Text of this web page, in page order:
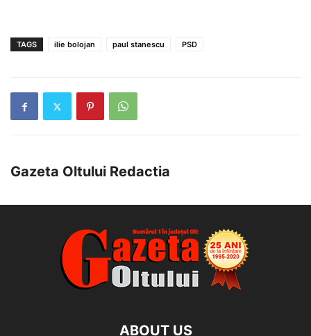
TAGS ilie bolojan paul stanescu PSD
Gazeta Oltului Redactia
ABOUT US